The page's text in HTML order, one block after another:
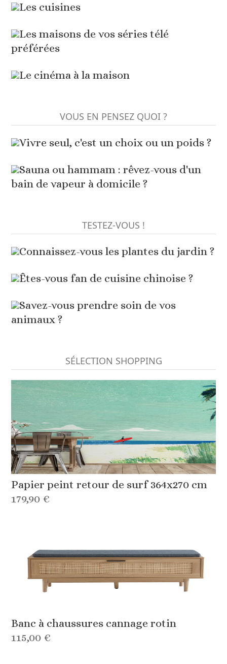
Les cuisines
Les maisons de vos séries télé
préférées
Le cinéma à la maison
VOUS EN PENSEZ QUOI ?
Vivre seul, c'est un choix ou un poids ?
Sauna ou hammam : rêvez-vous d'un
bain de vapeur à domicile ?
TESTEZ-VOUS !
Connaissez-vous les plantes du jardin ?
Êtes-vous fan de cuisine chinoise ?
Savez-vous prendre soin de vos
animaux ?
SÉLECTION SHOPPING
Papier peint retour de surf 364x270 cm
179,90 €
Banc à chaussures cannage rotin
115,00 €